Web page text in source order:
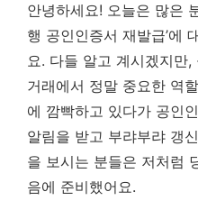
안녕하세요! 오늘은 많은
행 공인인증서 재발급’에
요. 다들 알고 계시겠지만
거래에서 정말 중요한 역
에 깜빡하고 있다가 공인
알림을 받고 부랴부랴 갱
을 보시는 분들은 저처럼
음에 준비했어요.